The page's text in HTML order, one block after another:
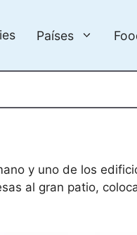
Países
y uno de los
al gran patio,